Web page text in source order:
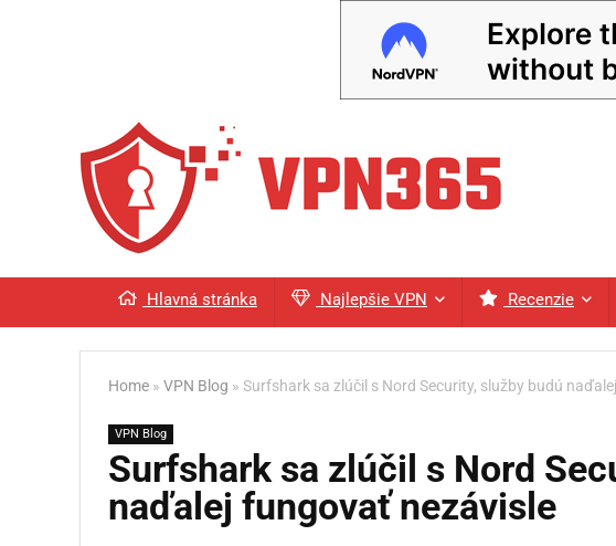
Hlavná stránka Najlepšie VPN Recenzie
Home » VPN Blog » Surfshark sa zlúčil s Nord Security, služby budú
VPN Blog
Surfshark sa zlúčil s Nord
naďalej fungovať nezávisle